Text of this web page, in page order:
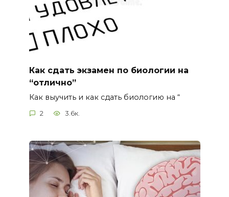
Как сдать экзамен по биологии на
“отлично”
Как выучить и как сдать биологию на “
2 3.6к.